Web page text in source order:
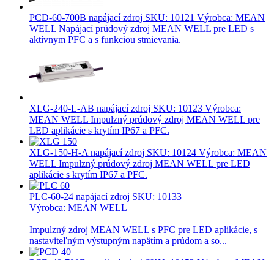
PCD-60-700B napájací zdroj SKU: 10121 Výrobca: MEAN
WELL Napájací prúdový zdroj MEAN WELL pre LED s
aktívnym PFC a s funkciou stmievania.
XLG-240-L-AB napájací zdroj SKU: 10123 Výrobca:
MEAN WELL Impulzný prúdový zdroj MEAN WELL pre
LED aplikácie s krytím IP67 a PFC.
XLG-150-H-A napájací zdroj SKU: 10124 Výrobca: MEAN
WELL Impulzný prúdový zdroj MEAN WELL pre LED
aplikácie s krytím IP67 a PFC.
PLC-60-24 napájací zdroj SKU: 10133
Výrobca: MEAN WELL
Impulzný zdroj MEAN WELL s PFC pre LED aplikácie, s
nastaviteľným výstupným napätím a prúdom a so...